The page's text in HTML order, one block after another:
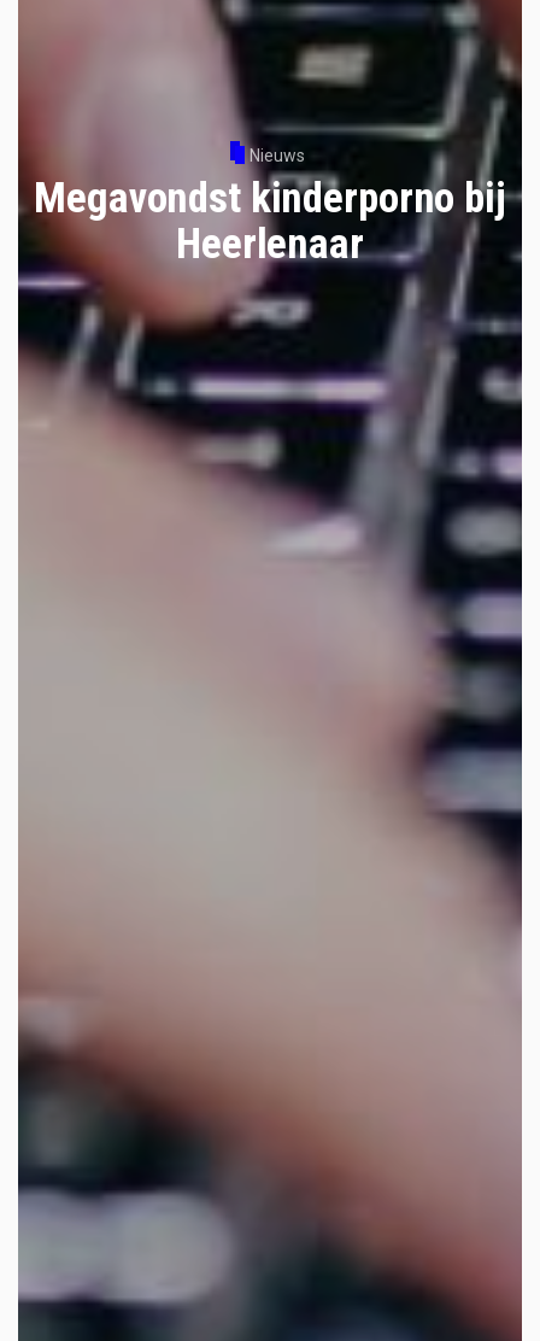
Nieuws
Megavondst kinderporno bij
Heerlenaar